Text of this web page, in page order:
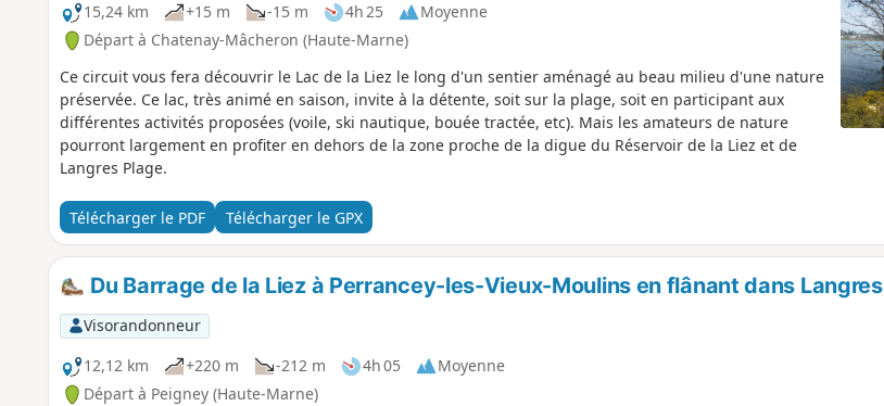
15,24 km
+15 m -15 m 4h 25
Moyenne
Départ à Chatenay-Mâcheron (Haute-Marne)
Ce circuit vous fera découvrir le Lac de la Liez le long d'un sentier aménagé au beau milieu d'une nature
préservée. Ce lac, très animé en saison, invite à la détente, soit sur la plage, soit en participant aux
différentes activités proposées (voile, ski nautique, bouée tractée, etc). Mais les amateurs de nature
pourront largement en profiter en dehors de la zone proche de la digue du Réservoir de la Liez et de
Langres Plage.
Télécharger le PDF Télécharger le GPX
Du Barrage de la Liez à Perrancey-les-Vieux-Moulins en flânant dans Langres
Visorandonneur
12,12 km
+220 m -212 m 4h 05
Moyenne
Départ à Peigney (Haute-Marne)